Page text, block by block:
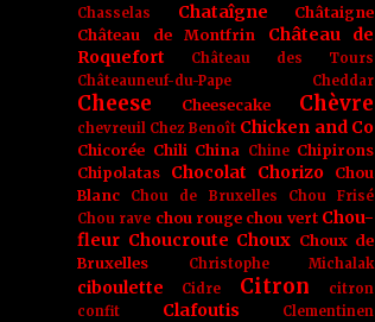
Chasselas
Chataîgne
Châtaigne
Château de Montfrin
Château de
Roquefort
Château des Tours
Châteauneuf-du-Pape
Cheddar
Cheese Cheesecake Chèvre
chevreuil Chez Benoît Chicken and Co
Chicorée Chili China Chine Chipirons
Chipolatas
Chocolat Chorizo
Chou
Blanc
Chou de Bruxelles
Chou Frisé
Chou rave chou rouge chou vert Chou-
fleur Choucroute Choux Choux de
Bruxelles
Christophe Michalak
ciboulette Cidre Citron
citron
confit
Clafoutis Clementinen